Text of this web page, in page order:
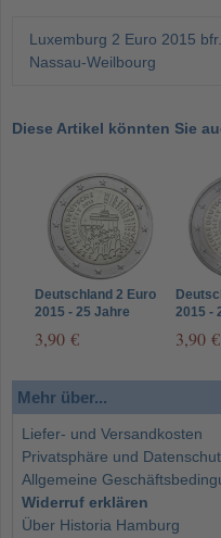
Luxemburg 2 Euro 2015
Nassau-Weilbourg
Diese Artikel könnten Sie
Deutschland 2 Euro
2015 - 25 Jahre
Münzzeichen D
3,90 €
2015 -
3,90 €
Mehr über...
Liefer- und Versandkosten
Privatsphäre und
Allgemeine
Widerruf erklären
Über Historia Hamburg